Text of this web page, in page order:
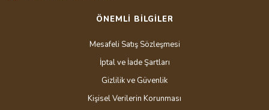
ÖNEMLİ BİLGİLER
Mesafeli Satış Sözleşmesi
İptal ve İade Şartları
Gizlilik ve Güvenlik
Kişisel Verilerin Korunması